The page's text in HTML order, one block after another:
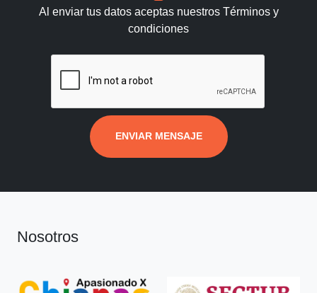
Al enviar tus datos aceptas nuestros Términos y
condiciones
ENVIAR MENSAJE
Nosotros